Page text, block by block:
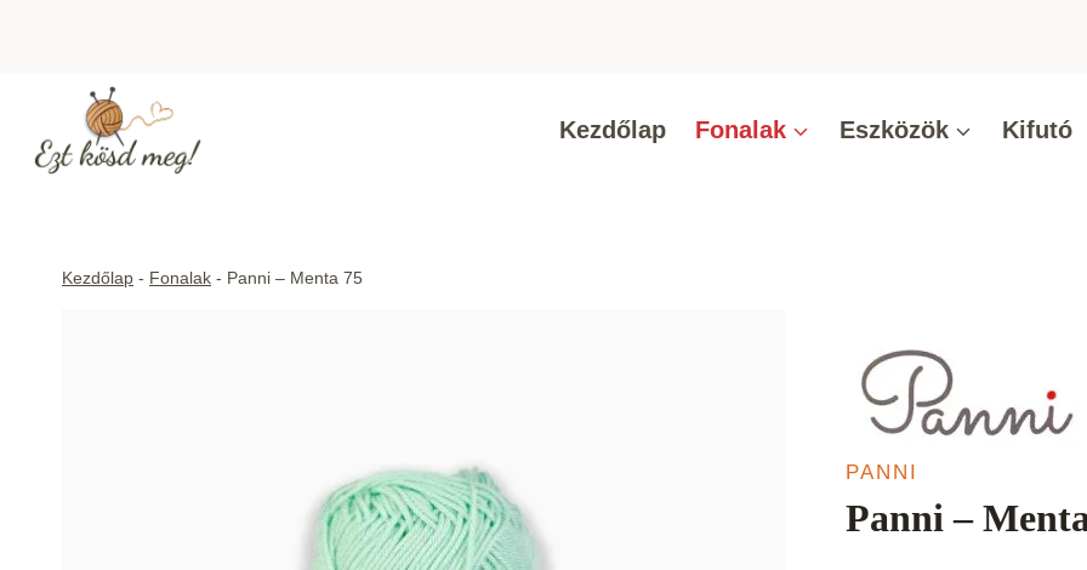
Kezdőlap Fonalak Eszközök Kifutó
Kezdőlap - Fonalak - Panni – Menta 75
PANNI
Panni –